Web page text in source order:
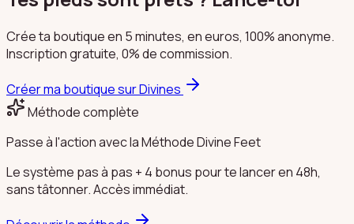
Crée ta boutique en 5 minutes, en euros, 100% anonyme.
Inscription gratuite, 0% de commission.
Créer ma boutique sur Divines
Méthode complète
Passe à l'action avec la Méthode Divine Feet
Le système pas à pas + 4 bonus pour te lancer en 48h,
sans tâtonner. Accès immédiat.